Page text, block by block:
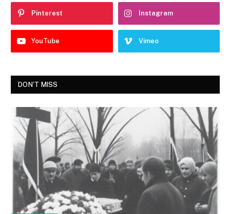
Pinterest Instagram
YouTube Vimeo
DON'T MISS